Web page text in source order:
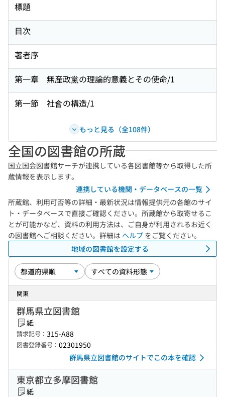
標題
目次
著者序
第一章 無産政黨の理論的意義とその使命/1
第一節 社會の構造/1
もっと見る（全108件）
全国の図書館の所蔵
国立国会図書館サーチが連携している各図書館等から取得した所
蔵情報を表示します。
連携している機関・データベースの一覧
所蔵館、利用可否等の詳細・最新状況は情報提供元の各館のサイ
ト・データベースで直接ご確認ください。所蔵館から取寄せるこ
とが可能かなど、資料の利用方法は、ご自身が利用されるお近く
の図書館へご相談ください。詳細は ヘルプ をご覧ください。
地域の図書館を設定する
関東
群馬県立図書館
紙
請求記号： 315-A88
図書登録番号： 02301950
群馬県立図書館のサイトでこの本を確認
東京都立多摩図書館
紙